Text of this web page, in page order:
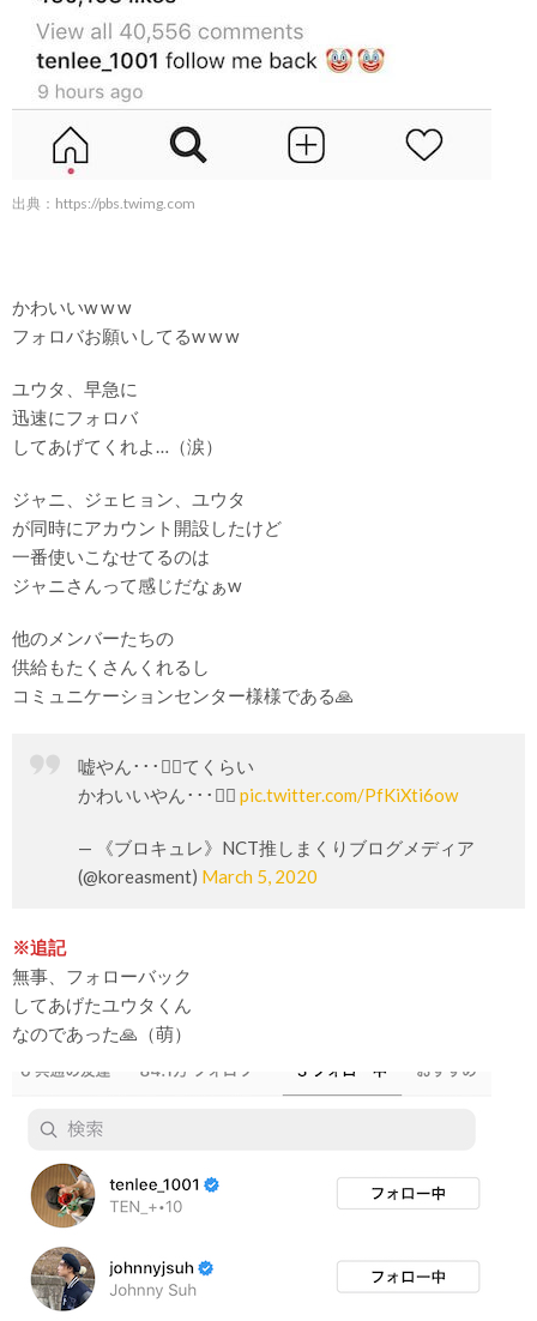
出典： https://pbs.twimg.com
かわいいw w w
フォロバお願いしてるw w w
ユウタ、早急に
迅速にフォロバ
してあげてくれよ…（涙）
ジャニ、ジェヒョン、ユウタ
が同時にアカウント開設したけど
一番使いこなせてるのは
ジャニさんって感じだなぁw
他のメンバーたちの
供給もたくさんくれるし
コミュニケーションセンター様様である🙏
嘘やん･･･🤦‍♀️てくらい
かわいいやん･･･🤦‍♀️ pic.twitter.com/PfKiXti6ow
— 《ブロキュレ》NCT推しまくりブログメディア
(@koreasment) March 5, 2020
※追記
無事、フォローバック
してあげたユウタくん
なのであった🙏（萌）